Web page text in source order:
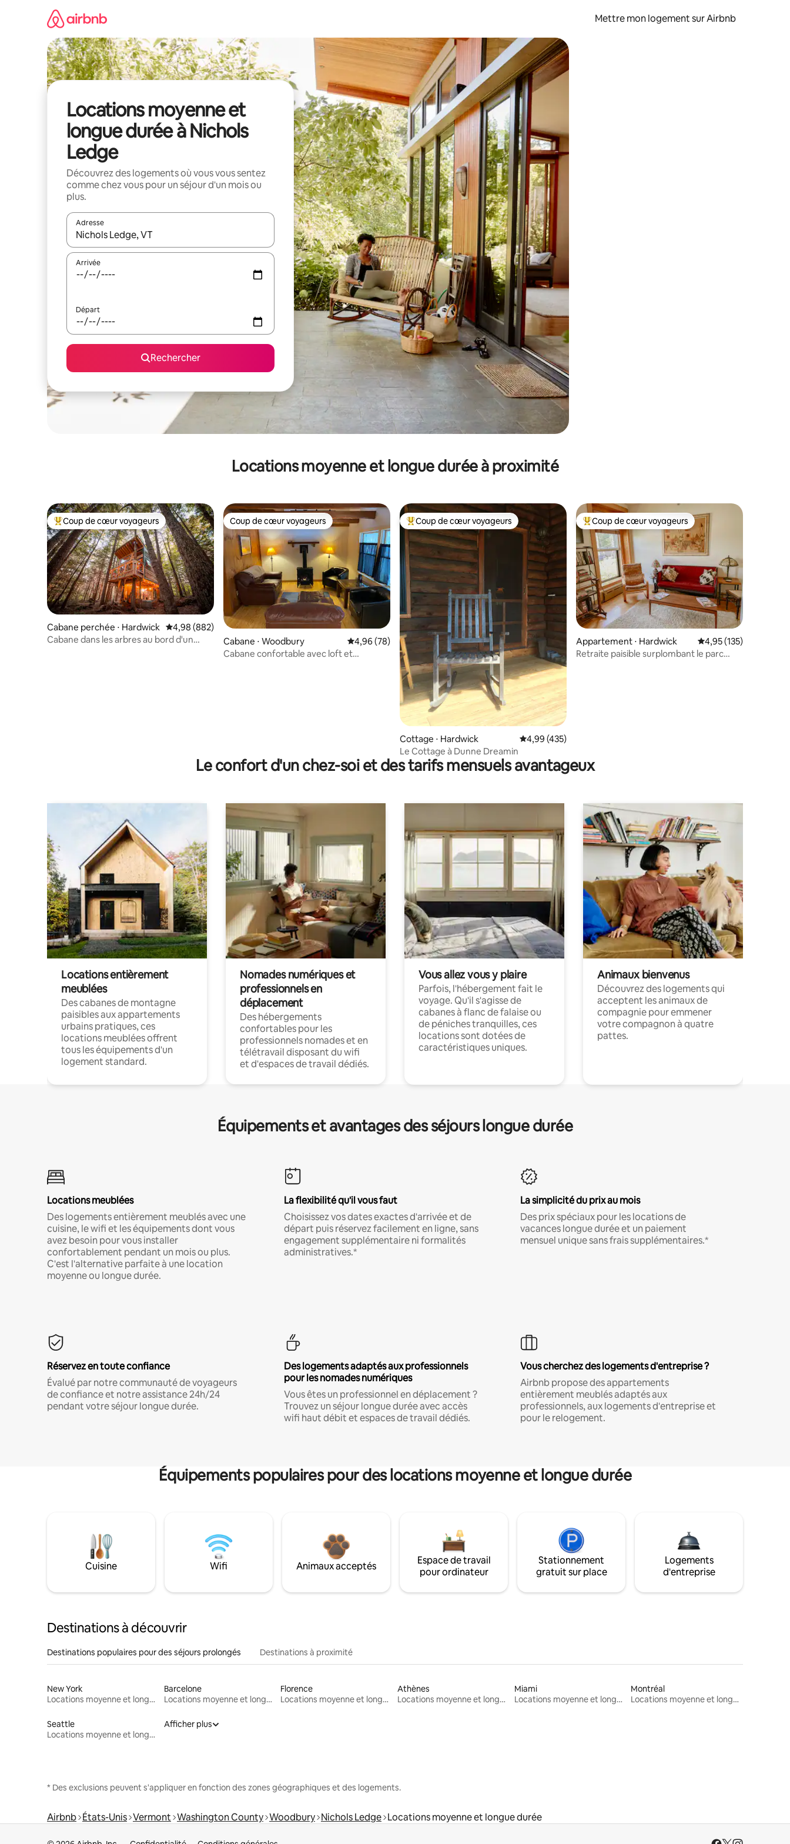
Mettre mon logement sur Airbnb
Locations moyenne et
longue durée à Nichols
Ledge
Découvrez des logements où vous vous sentez
comme chez vous pour un séjour d'un mois ou
plus.
Adresse
Lorsque les résultats s'affichent, utilisez les flèches vers le haut et vers le bas pour les parcourir ou en appuyant et en faisant glisser.
Arrivée
Départ
Rechercher
Locations moyenne et longue durée à proximité
Coups de cœur voyageurs les plus appréciés
Coup de cœur voyageurs
Cabane perchée ⋅ Hardwick Évaluation moyenne sur la base de 882 commentaires : 4,98 sur 5
4,98 (882)
Cabane dans les arbres au bord d'un
Coup de cœur voyageurs
Coup de cœur voyageurs
Cabane ⋅ Woodbury Évaluation moyenne sur la base de 78 commentaires : 4,96 sur 5
4,96 (78)
Cabane confortable avec loft et
Coups de cœur voyageurs les plus appréciés
Coup de cœur voyageurs
Cottage ⋅ Hardwick Évaluation moyenne sur la base de 435 commentaires : 4,99 sur 5
4,99 (435)
Le Cottage à Dunne Dreamin
Coups de cœur voyageurs les plus appréciés
Coup de cœur voyageurs
Appartement ⋅ Hardwick Évaluation moyenne
4,95 (135)
Retraite paisible surplombant le parc
Le confort d'un chez-soi et des tarifs mensuels avantageux
Locations entièrement
meublées
Des cabanes de montagne
paisibles aux appartements
urbains pratiques, ces
locations meublées offrent
tous les équipements d'un
logement standard.
Nomades numériques et
professionnels en
déplacement
Des hébergements
confortables pour les
professionnels nomades et en
télétravail disposant du wifi
et d'espaces de travail dédiés.
Vous allez vous y plaire
Parfois, l'hébergement fait le
voyage. Qu'il s'agisse de
cabanes à flanc de falaise ou
de péniches tranquilles, ces
locations sont dotées de
caractéristiques uniques.
Animaux bienvenus
Découvrez des logements qui
acceptent les animaux de
compagnie pour emmener
votre compagnon à quatre
pattes.
Équipements et avantages des séjours longue durée
Locations meublées
Des logements entièrement meublés avec une
cuisine, le wifi et les équipements dont vous
avez besoin pour vous installer
confortablement pendant un mois ou plus.
C'est l'alternative parfaite à une location
moyenne ou longue durée.
La flexibilité qu'il vous faut
Choisissez vos dates exactes d'arrivée et de
départ puis réservez facilement en ligne, sans
engagement supplémentaire ni formalités
administratives.*
La simplicité du prix au mois
Des prix spéciaux pour les locations de
vacances longue durée et un paiement
mensuel unique sans frais supplémentaires.*
Réservez en toute confiance
Évalué par notre communauté de voyageurs
de confiance et notre assistance 24h/24
pendant votre séjour longue durée.
Des logements adaptés aux professionnels
pour les nomades numériques
Vous êtes un professionnel en déplacement ?
Trouvez un séjour longue durée avec accès
wifi haut débit et espaces de travail dédiés.
Vous cherchez des logements d'entreprise ?
Airbnb propose des appartements
entièrement meublés adaptés aux
professionnels, aux logements d'entreprise et
pour le relogement.
Équipements populaires pour des locations moyenne et longue durée
Cuisine Wifi Animaux acceptés
Espace de travail
pour ordinateur
Stationnement
gratuit sur place
Logements
d'entreprise
Destinations à découvrir
Destinations populaires pour des séjours prolongés Destinations à proximité
New York
Locations moyenne et longue durée
Barcelone
Locations moyenne et longue durée
Florence
Locations moyenne et longue durée
Athènes
Locations moyenne et longue durée
Miami
Locations moyenne et longue durée
Montréal
Locations moyenne et longue durée
Seattle
Locations moyenne et longue durée
Afficher plus
* Des exclusions peuvent s'appliquer en fonction des zones géographiques et des logements.
Airbnb États-Unis Vermont Washington County Woodbury Nichols Ledge Locations moyenne et longue durée